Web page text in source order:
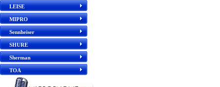
LEISE
MIPRO
Sennheiser
SHURE
Sherman
TOA